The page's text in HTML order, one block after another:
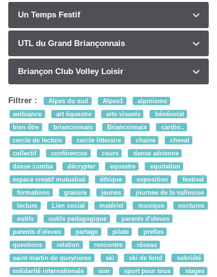
Un Temps Festif
UTL du Grand Briançonnais
Briançon Club Volley Loisir
Filtrer : Alpes du sud Alpes1
alpinisme
ambiance
art équestre arts visuels
bénévolat
bien être
brianconnais Brianconnaix
cardio..
cercle de lecture
cercle litteraire chaine
cheval
collectif
conférences cours
danse aérienne
danse zumba
décrypter equestre
equitation
espace creatif mutualisé
éthique exposition
festival
formations
gravure jeunes
journee de la vallouise
lecture
Lien social matériel musique
noctures
outils
outils pedagogique
parents d'eleves
parents d'eleves
partage pilate
prelles
questions
relation rencontre
réseau
saint martin de queyrieres
ski ski de fond
sobriété
solidarité internationale
son sport pour tous
stages